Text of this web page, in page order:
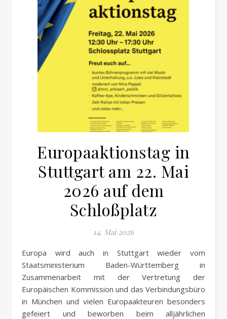
Europaaktionstag in
Stuttgart am 22. Mai
2026 auf dem
Schloßplatz
14. Mai 2026
Europa wird auch in Stuttgart wieder vom
Staatsministerium Baden-Württemberg in
Zusammenarbeit mit der Vertretung der
Europäischen Kommission und das Verbindungsbüro
in München und vielen Europaakteuren besonders
gefeiert und beworben beim alljährlichen